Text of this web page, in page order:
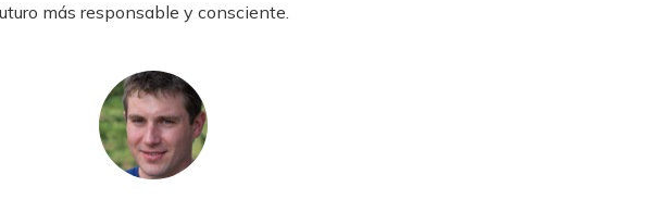
más responsable y consciente.